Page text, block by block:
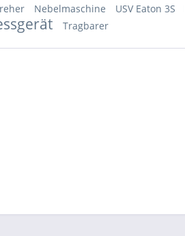
Nebelmaschine USV Eaton 3S
Tragbarer